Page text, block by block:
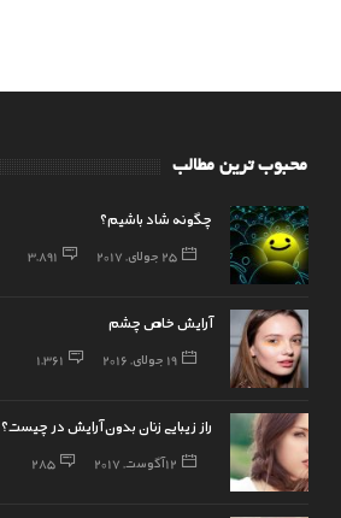
محبوب ترین مطالب
چگونه شاد باشیم؟
25 جولای, 2017 3,891
آرایش خاص چشم
19 جولای, 2016 1,361
راز زیبایی زنان بدون آرایش در چیست؟
12 آگوست, 2017 285